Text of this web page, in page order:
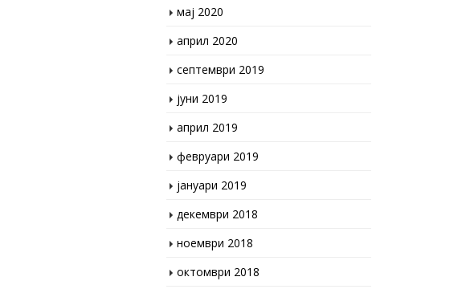
април 2020
септември 2019
јуни 2019
април 2019
февруари 2019
јануари 2019
декември 2018
ноември 2018
октомври 2018
јуни 2018